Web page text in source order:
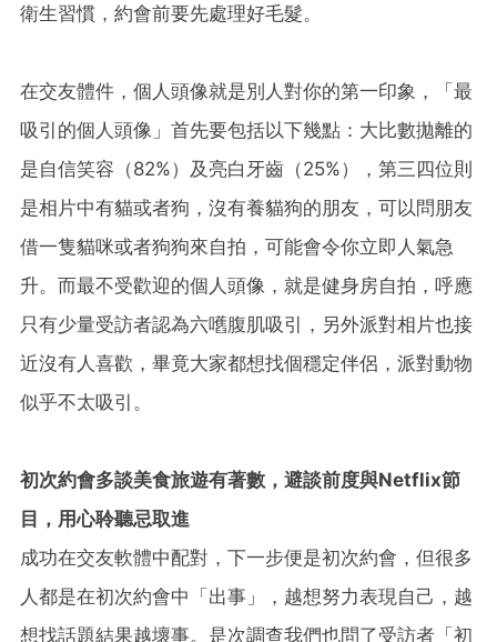
衛生習慣，約會前要先處理好毛髮。
在交友體件，個人頭像就是別人對你的第一印象，「最
吸引的個人頭像」首先要包括以下幾點：大比數拋離的
是自信笑容（82%）及亮白牙齒（25%），第三四位則
是相片中有貓或者狗，沒有養貓狗的朋友，可以問朋友
借一隻貓咪或者狗狗來自拍，可能會令你立即人氣急
升。而最不受歡迎的個人頭像，就是健身房自拍，呼應
只有少量受訪者認為六嚿腹肌吸引，另外派對相片也接
近沒有人喜歡，畢竟大家都想找個穩定伴侶，派對動物
似乎不太吸引。
初次約會多談美食旅遊有著數，避談前度與Netflix節
目，用心聆聽忌取進
成功在交友軟體中配對，下一步便是初次約會，但很多
人都是在初次約會中「出事」，越想努力表現自己，越
想找話題結果越壞事。是次調查我們也問了受訪者「初